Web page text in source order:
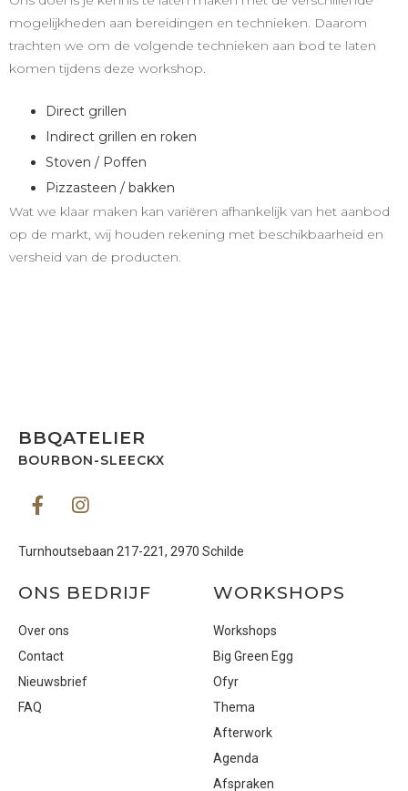
mogelijkheden aan bereidingen en technieken. Daarom
trachten we om de volgende technieken aan bod te laten
komen tijdens deze workshop.
Direct grillen
Indirect grillen en roken
Stoven / Poffen
Pizzasteen / bakken
Wat we klaar maken kan variëren afhankelijk van het aanbod
op de markt, wij houden rekening met beschikbaarheid en
versheid van de producten.
BBQATELIER
BOURBON-SLEECKX
Turnhoutsebaan 217-221, 2970 Schilde
ONS BEDRIJF
Over ons
Contact
Nieuwsbrief
FAQ
WORKSHOPS
Workshops
Big Green Egg
Ofyr
Thema
Afterwork
Agenda
Afspraken